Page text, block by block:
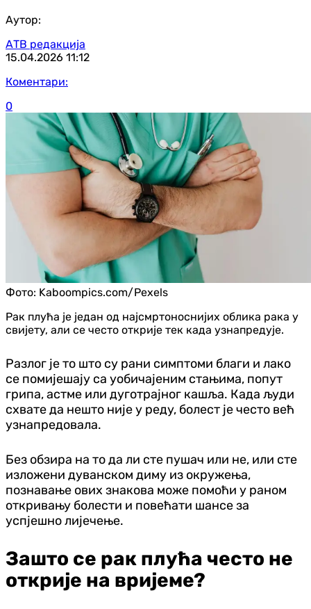
Аутор:
АТВ редакција
15.04.2026 11:12
Коментари:
0
Фото: Kaboompics.com/Pexels
Рак плућа је један од најсмртоноснијих облика рака у
свијету, али се често открије тек када узнапредује.
Разлог је то што су рани симптоми благи и лако
се помијешају са уобичајеним стањима, попут
грипа, астме или дуготрајног кашља. Када људи
схвате да нешто није у реду, болест је често већ
узнапредовала.
Без обзира на то да ли сте пушач или не, или сте
изложени дуванском диму из окружења,
познавање ових знакова може помоћи у раном
откривању болести и повећати шансе за
успјешно лијечење.
Зашто се рак плућа често не
открије на вријеме?